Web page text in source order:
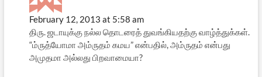
February 12, 2013 at 5:58 am
திரு. ஜடாயுக்கு நல்ல தொடரைத் துவங்கியதற்கு வாழ்த்துக்கள்.
“ம்ருத்யோமா அம்ருதம் கமய” என்பதில், அம்ருதம் என்பது
அமுதமா அல்லது பிறவாமையா?